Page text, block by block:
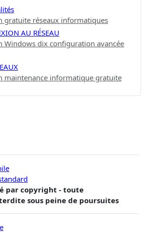
gratuite réseaux informatiques
AU RÉSEAU
Windows dix configuration avancée
maintenance informatique gratuite
par copyright - toute
sous peine de poursuites